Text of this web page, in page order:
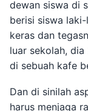
dewan siswa di
berisi siswa
keras dan
luar sekolah,
di sebuah kafe
Dan di sinilah
harus menjaga